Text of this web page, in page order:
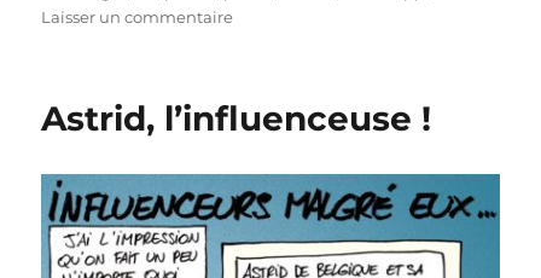
Laisser un commentairesur
Whatsapp
!
Astrid, l’influenceuse !